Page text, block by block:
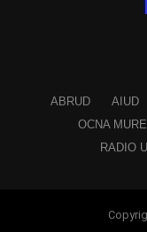
ABRUD AIUD
OCNA
RADIO